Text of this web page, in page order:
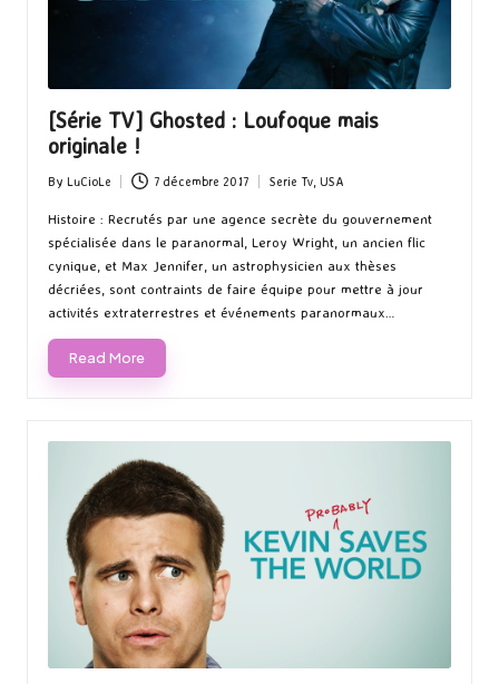
[Série TV] Ghosted : Loufoque mais
originale !
Posted
by
By LuCioLe 7 décembre 2017
Posted
in
Serie Tv, USA
Histoire : Recrutés par une agence secrète du gouvernement
spécialisée dans le paranormal, Leroy Wright, un ancien flic
cynique, et Max Jennifer, un astrophysicien aux thèses
décriées, sont contraints de faire équipe pour mettre à jour
activités extraterrestres et événements paranormaux…
Read More